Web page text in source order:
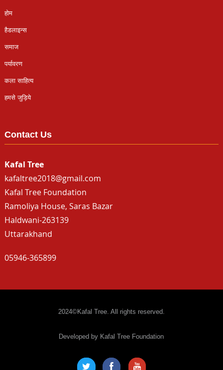
होम
हैडलाइन्स
समाज
पर्यावरण
कला साहित्य
हमसे जुड़िये
Contact Us
Kafal Tree
kafaltree2018@gmail.com
Kafal Tree Foundation
Ramoliya House, Saras Bazar
Haldwani-263139
Uttarakhand
05946-365899
2024©Kafal Tree. All rights reserved.
Developed by Kafal Tree Foundation